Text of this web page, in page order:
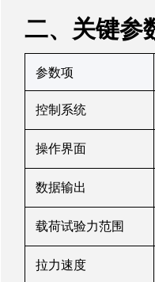
二、关键参
‌参数项‌
控制系统
操作界面
数据输出
载荷试验力范围
拉力速度